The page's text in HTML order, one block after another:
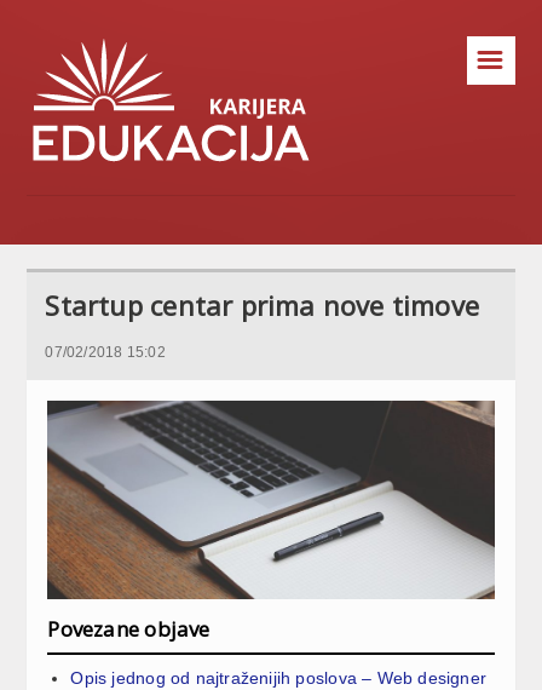
☰
Startup centar prima nove timove
07/02/2018 15:02
Povezane objave
Opis jednog od najtraženijih poslova – Web designer